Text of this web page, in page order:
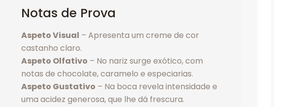
Notas de Prova
Aspeto Visual – Apresenta um creme de cor
castanho claro.
Aspeto Olfativo – No nariz surge exótico, com
notas de chocolate, caramelo e especiarias.
Aspeto Gustativo – Na boca revela intensidade e
uma acidez generosa, que lhe dá frescura.